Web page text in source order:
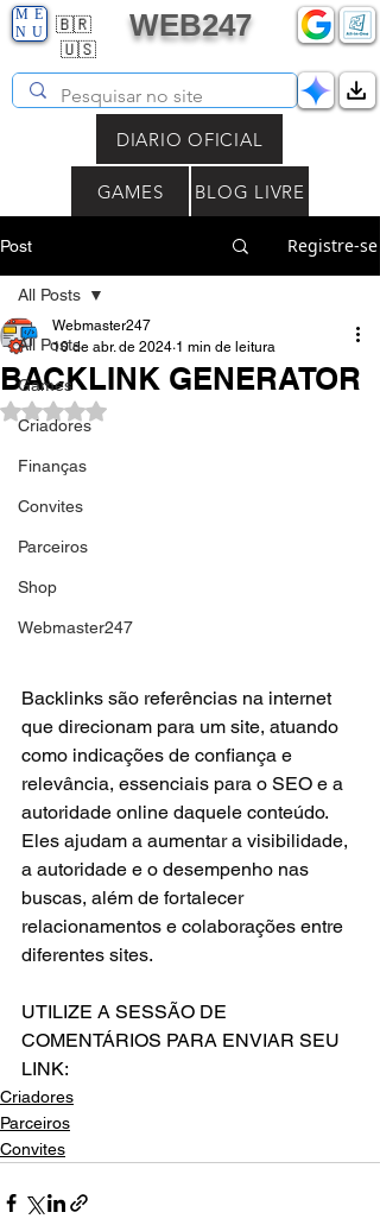
🇧🇷
🇺🇸
ME
NU
WEB247
DIARIO OFICIAL
GAMES BLOG LIVRE
Post Registre-se
All Posts
Games
Criadores
Finanças
Convites
Parceiros
Shop
Webmaster247
All Posts
BACKLINK GENERATOR
Webmaster247
10 de abr. de 2024 1 min de leitura
Avaliado com NaN de 5 estrelas.
Backlinks são referências na internet
que direcionam para um site, atuando
como indicações de confiança e
relevância, essenciais para o SEO e a
autoridade online daquele conteúdo.
Eles ajudam a aumentar a visibilidade,
a autoridade e o desempenho nas
buscas, além de fortalecer
relacionamentos e colaborações entre
diferentes sites.
UTILIZE A SESSÃO DE
COMENTÁRIOS PARA ENVIAR SEU
LINK:
Criadores
Parceiros
Convites